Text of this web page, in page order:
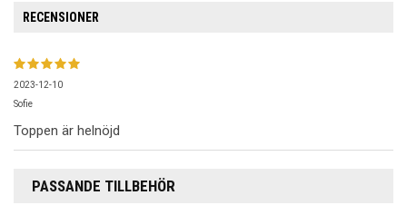
RECENSIONER
2023-12-10
Sofie
Toppen är helnöjd
PASSANDE TILLBEHÖR